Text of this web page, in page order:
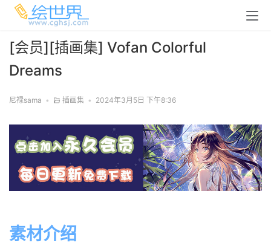
[会员][插画集] Vofan Colorful
Dreams
尼禄sama • 插画集 • 2024年3月5日 下午8:36
素材介绍